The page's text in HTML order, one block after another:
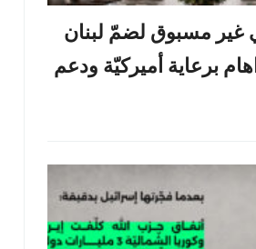
مسبوق لضمّ لبنان
برعاية أميركيّة ودعم